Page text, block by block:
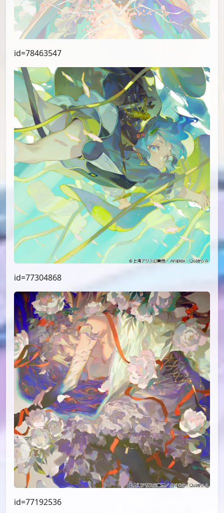
id=78463547
id=77304868
id=77192536